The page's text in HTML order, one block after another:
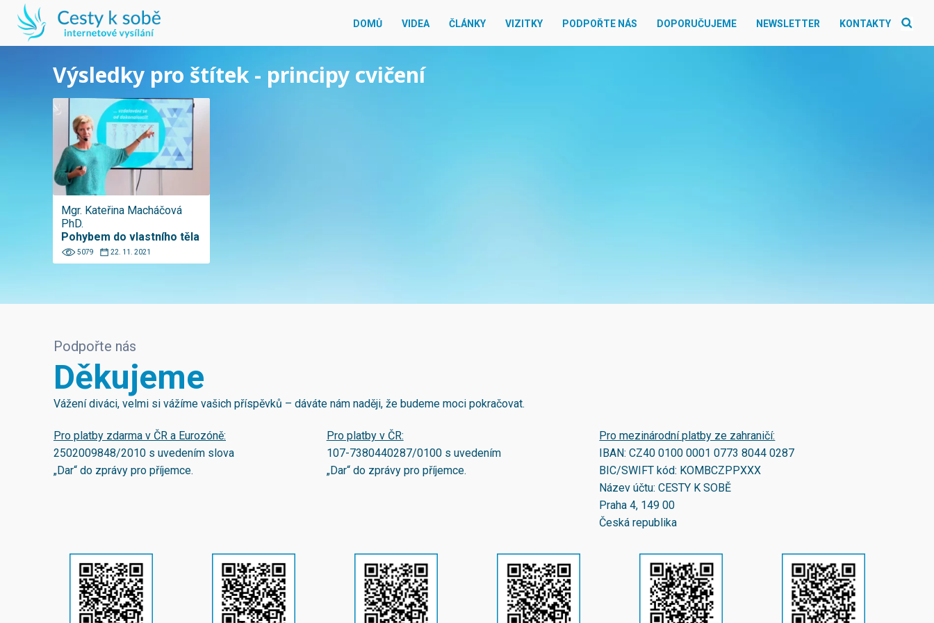
DOMŮ VIDEA ČLÁNKY VIZITKY PODPOŘTE NÁS DOPORUČUJEME NEWSLETTER KONTAKTY
Výsledky pro štítek - principy cvičení
Mgr. Kateřina Macháčová
PhD.
Pohybem do vlastního těla
5079 22. 11. 2021
Podpořte nás
Děkujeme
Vážení diváci, velmi si vážíme vašich příspěvků – dáváte nám naději, že budeme moci pokračovat.
Pro platby zdarma v ČR a Eurozóně:
2502009848/2010 s uvedením slova
„Dar“ do zprávy pro příjemce.
Pro platby v ČR:
107-7380440287/0100s uvedením
„Dar“ do zprávy pro příjemce.
Pro mezinárodní platby ze zahraničí:
IBAN:CZ40 0100 0001 0773 8044 0287
BIC/SWIFT kód: KOMBCZPPXXX
Název účtu: CESTY K SOBĚ
Praha 4, 149 00
Česká republika